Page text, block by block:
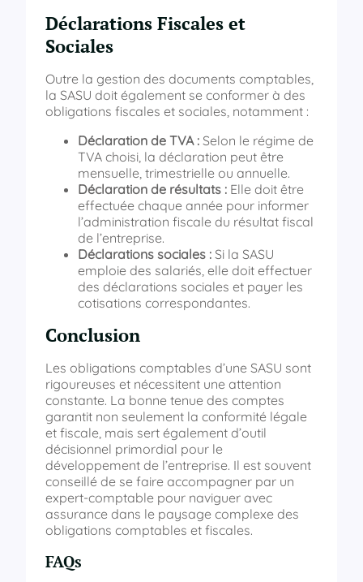
Déclarations Fiscales et
Sociales
Outre la gestion des documents comptables,
la SASU doit également se conformer à des
obligations fiscales et sociales, notamment :
Déclaration de TVA : Selon le régime de
TVA choisi, la déclaration peut être
mensuelle, trimestrielle ou annuelle.
Déclaration de résultats : Elle doit être
effectuée chaque année pour informer
l’administration fiscale du résultat fiscal
de l’entreprise.
Déclarations sociales : Si la SASU
emploie des salariés, elle doit effectuer
des déclarations sociales et payer les
cotisations correspondantes.
Conclusion
Les obligations comptables d’une SASU sont
rigoureuses et nécessitent une attention
constante. La bonne tenue des comptes
garantit non seulement la conformité légale
et fiscale, mais sert également d’outil
décisionnel primordial pour le
développement de l’entreprise. Il est souvent
conseillé de se faire accompagner par un
expert-comptable pour naviguer avec
assurance dans le paysage complexe des
obligations comptables et fiscales.
FAQs